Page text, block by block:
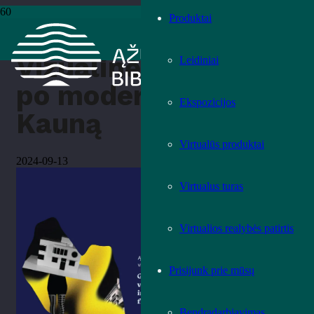
Produktai
Leidiniai
Ekspozicijos
Virtualūs produktai
Virtualus turas
Virtualios realybės patirtis
Prisijunk prie mūsų
Vizualinė kelionė po modernistinį Kauną
Vizualinė kelionė
po modernistinį
Kauną
2024-09-13